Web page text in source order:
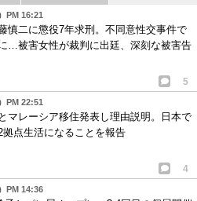
PM 16:21
慎二に懲役7年求刑。不同意性交事件で
…被害女性が裁判に出廷、深刻な被害告
5
PM 22:51
マレーシア移住発表し理由説明。日本で
点生活になることを報告
4
PM 14:36